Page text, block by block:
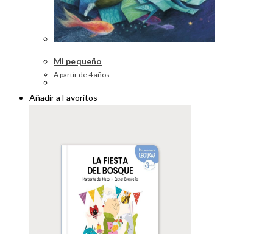
Mi pequeño
A partir de 4 años
Añadir a Favoritos